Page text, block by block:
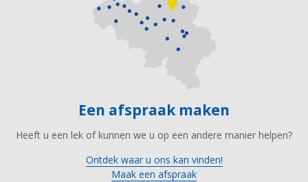
Een afspraak maken
Heeft u een lek of kunnen we u op een andere manier helpen?
Ontdek waar u ons kan vinden!
Maak een afspraak